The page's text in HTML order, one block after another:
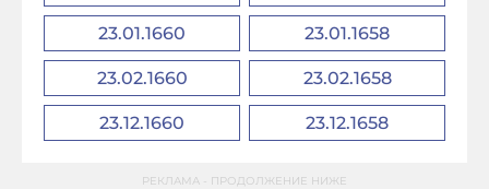
23.01.1660 23.01.1658
23.02.1660 23.02.1658
23.12.1660 23.12.1658
РЕКЛАМА - ПРОДОЛЖЕНИЕ НИЖЕ